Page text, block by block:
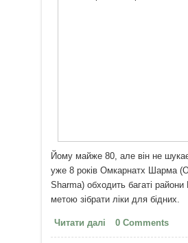
Йому майже 80, але він не
уже 8 років Омкарнатх Шарма
Sharma) обходить багаті
метою зібрати ліки для бідних.
Читати далі про 80-літній
збирає ліки для
0 Comments